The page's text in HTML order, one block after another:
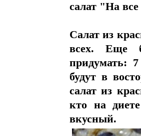
салат "На
Салат из
всех. Еще
придумать:
будут в
салат из
кто на
вкусный.